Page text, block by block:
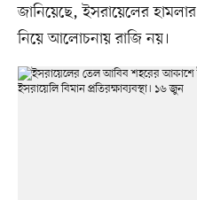
জানিয়েছে, ইসরায়েলের
নিয়ে আলোচনায় রাজি নয়।